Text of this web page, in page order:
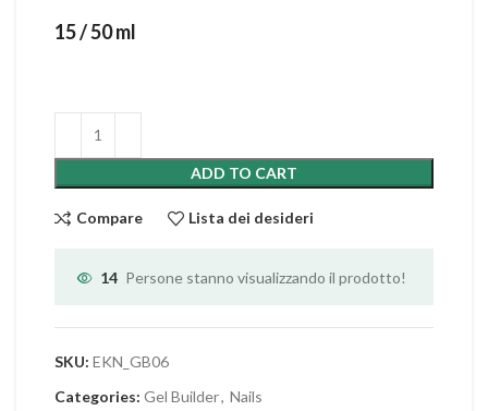
15 / 50 ml
ADD TO CART
Compare Lista dei desideri
14 Persone stanno visualizzando il prodotto!
SKU: EKN_GB06
Categories: Gel Builder, Nails